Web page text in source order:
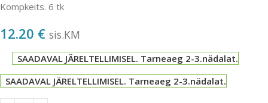
Kompkeits. 6 tk
12.20 € sis.KM
SAADAVAL JÄRELTELLIMISEL. Tarneaeg 2-3.nädalat.
SAADAVAL JÄRELTELLIMISEL. Tarneaeg 2-3.nädalat.